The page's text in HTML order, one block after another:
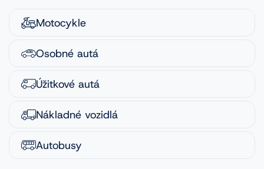
Motocykle
Osobné autá
Úžitkové autá
Nákladné vozidlá
Autobusy